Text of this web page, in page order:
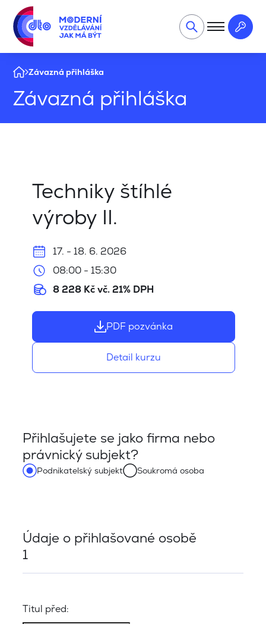
Závazná přihláška
Závazná přihláška
Techniky štíhlé
výroby II.
17. - 18. 6. 2026
08:00 - 15:30
8 228 Kč vč. 21% DPH
PDF pozvánka
Detail kurzu
Přihlašujete se jako firma nebo
právnický subjekt?
Podnikatelský subjekt Soukromá osoba
Údaje o přihlašované osobě
1
Titul před: